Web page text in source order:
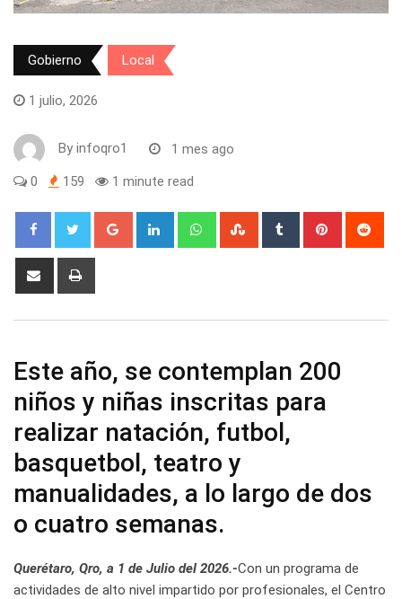
Gobierno Local
1 julio, 2026
By infoqro1 1 mes ago
0 159 1 minute read
Google+ LinkedIn WhatsappStumbleUpon
Tumblr Pinterest
Share
Este año, se contemplan 200
niños y niñas inscritas para
realizar natación, futbol,
basquetbol, teatro y
manualidades, a lo largo de dos
o cuatro semanas.
Querétaro, Qro, a 1 de Julio del 2026.-Con un programa de
actividades de alto nivel impartido por profesionales, el Centro